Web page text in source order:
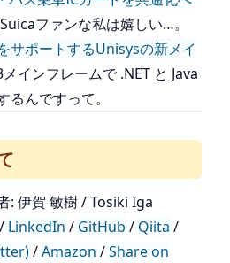
ファンな私は嬉しい…。
サポートするUnisysの新メイ
インフレームで .NET と Java
るんですって。
: 伊賀 敏樹 / Tosiki Iga
/ LinkedIn / GitHub / Qiita /
/Amazon /Share on